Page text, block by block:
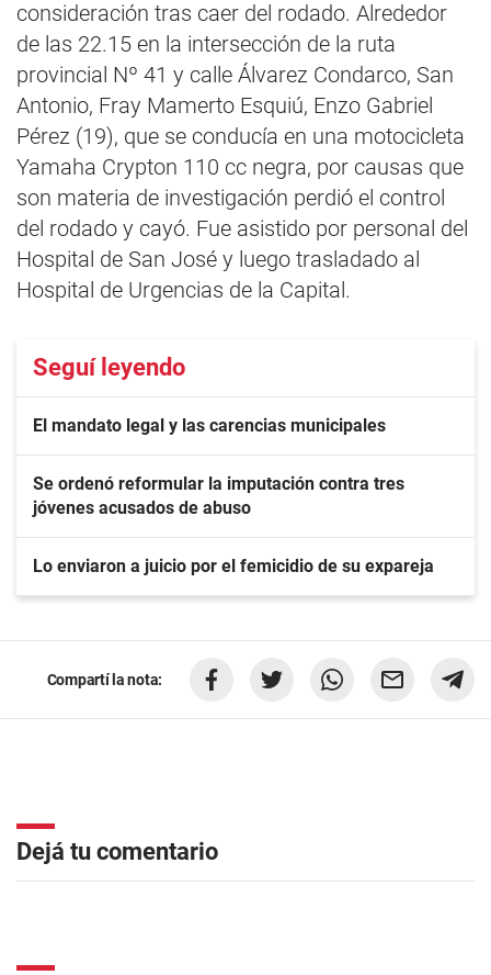
consideración tras caer del rodado. Alrededor
de las 22.15 en la intersección de la ruta
provincial Nº 41 y calle Álvarez Condarco, San
Antonio, Fray Mamerto Esquiú, Enzo Gabriel
Pérez (19), que se conducía en una motocicleta
Yamaha Crypton 110 cc negra, por causas que
son materia de investigación perdió el control
del rodado y cayó. Fue asistido por personal del
Hospital de San José y luego trasladado al
Hospital de Urgencias de la Capital.
Seguí leyendo
El mandato legal y las carencias municipales
Se ordenó reformular la imputación contra tres
jóvenes acusados de abuso
Lo enviaron a juicio por el femicidio de su expareja
Compartí la nota:
Dejá tu comentario